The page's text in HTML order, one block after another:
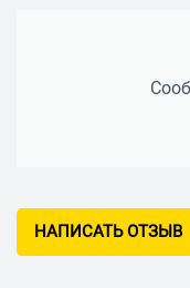
приготовление
НАПИСАТЬ ОТЗЫВ